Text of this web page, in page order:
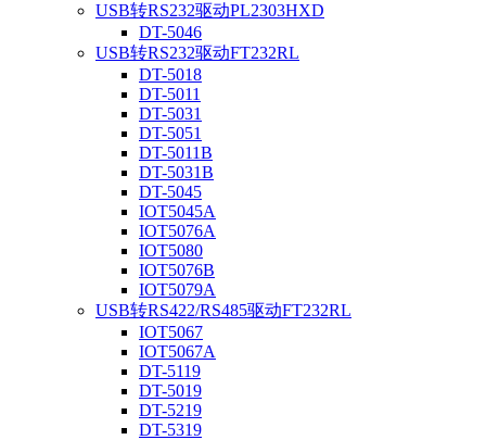
USB转RS232驱动PL2303HXD
DT-5046
USB转RS232驱动FT232RL
DT-5018
DT-5011
DT-5031
DT-5051
DT-5011B
DT-5031B
DT-5045
IOT5045A
IOT5076A
IOT5080
IOT5076B
IOT5079A
USB转RS422/RS485驱动FT232RL
IOT5067
IOT5067A
DT-5119
DT-5019
DT-5219
DT-5319